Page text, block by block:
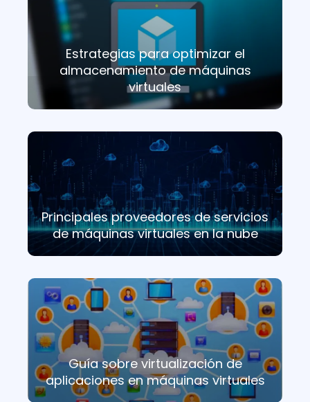
Estrategias para optimizar el
almacenamiento de máquinas
virtuales
Principales proveedores de servicios
de máquinas virtuales en la nube
Guía sobre virtualización de
aplicaciones en máquinas virtuales